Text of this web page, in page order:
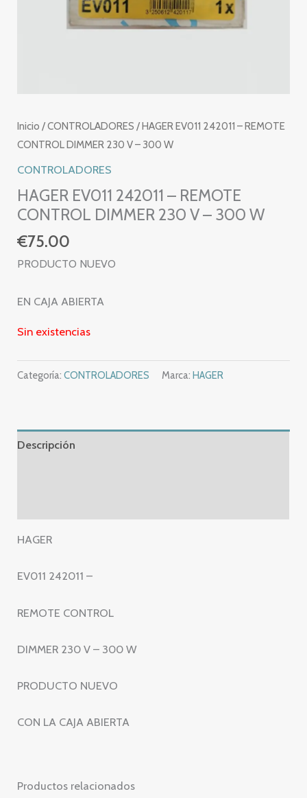
Inicio /CONTROLADORES / HAGER EV011 242011 – REMOTE
CONTROL DIMMER 230 V – 300 W
CONTROLADORES
HAGER EV011 242011 – REMOTE
CONTROL DIMMER 230 V – 300 W
€75.00
PRODUCTO NUEVO
EN CAJA ABIERTA
Sin existencias
Categoría:CONTROLADORES Marca:HAGER
Descripción
HAGER
EV011 242011 –
REMOTE CONTROL
DIMMER 230 V – 300 W
PRODUCTO NUEVO
CON LA CAJA ABIERTA
Productos relacionados